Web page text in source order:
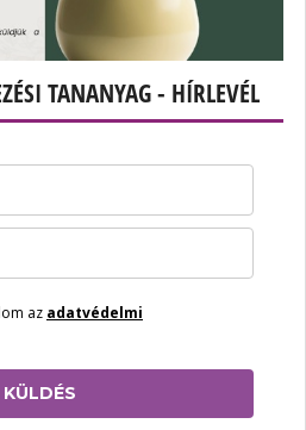
TANANYAG - HÍRLEVÉL
az adatvédelmi
KÜLDÉS